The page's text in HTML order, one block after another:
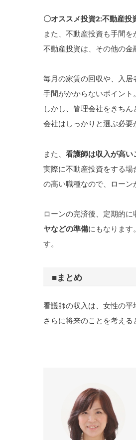
〇オススメ投資2:不動産投
また、不動産投資も手間を
不動産投資は、その他の金
毎月の家賃の回収や、入
手間がかからないポイント。
しかし、管理会社をきち
会社はしっかりと選ぶ必要
また、 看護師は収入が高
実際に不動産投資をする
の高い職種なので、ローン
ローンの完済後、定期的に
ヤなどの準備にもなります
す。
■まとめ
看護師の収入は、女性の平
さらに将来のことを考える